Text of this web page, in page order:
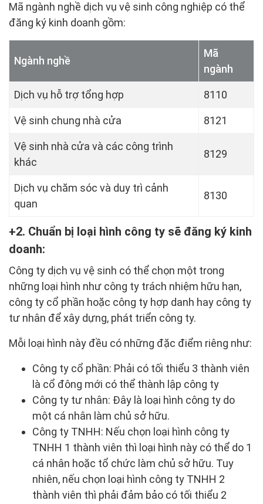
Mã ngành nghề dịch vụ vệ sinh công nghiệp có thể
đăng ký kinh doanh gồm:
Ngành nghề
Mã
ngành
Dịch vụ hỗ trợ tổng hợp 8110
Vệ sinh chung nhà cửa 8121
Vệ sinh nhà cửa và các công trình
khác
8129
Dịch vụ chăm sóc và duy trì cảnh
quan
8130
2. Chuẩn bị loại hình công ty sẽ đăng ký kinh
doanh:
Công ty dịch vụ vệ sinh có thể chọn một trong
những loại hình như công ty trách nhiệm hữu hạn,
công ty cổ phần hoặc công ty hợp danh hay công ty
tư nhân để xây dựng, phát triển công ty.
Mỗi loại hình này đều có những đặc điểm riêng như:
Công ty cổ phần: Phải có tối thiểu 3 thành viên
là cổ đông mới có thể thành lập công ty
Công ty tư nhân: Đây là loại hình công ty do
một cá nhân làm chủ sở hữu.
Công ty TNHH: Nếu chọn loại hình công ty
TNHH 1 thành viên thì loại hình này có thể do 1
cá nhân hoặc tổ chức làm chủ sở hữu. Tuy
nhiên, nếu chọn loại hình công ty TNHH 2
thành viên thì phải đảm bảo có tối thiểu 2